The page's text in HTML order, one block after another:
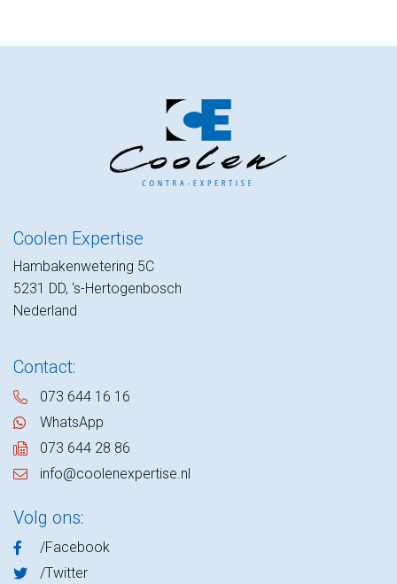
Coolen Expertise
Hambakenwetering 5C
5231 DD, ‘s-Hertogenbosch
Nederland
Contact:
073 644 16 16
WhatsApp
073 644 28 86
info@coolenexpertise.nl
Volg ons:
/Facebook
/Twitter